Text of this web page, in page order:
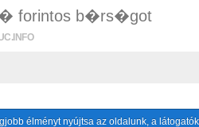
forintos b�rs�got
élményt nyújtsa az oldalunk, a látogatók